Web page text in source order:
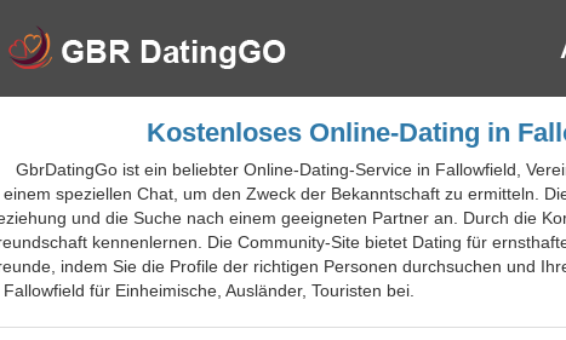
Kostenloses Online-Dating in
GbrDatingGo ist ein beliebter Online-Dating-Service in Fallowfield,
einem speziellen Chat, um den Zweck der Bekanntschaft zu ermitteln.
und die Suche nach einem geeigneten Partner an. Durch die
kennenlernen. Die Community-Site bietet Dating für
indem Sie die Profile der richtigen Personen durchsuchen und
Fallowfield für Einheimische, Ausländer, Touristen bei.